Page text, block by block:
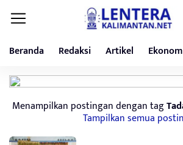
Beranda Redaksi Artikel
Menampilkan postingan dengan tag
Tampilkan semua